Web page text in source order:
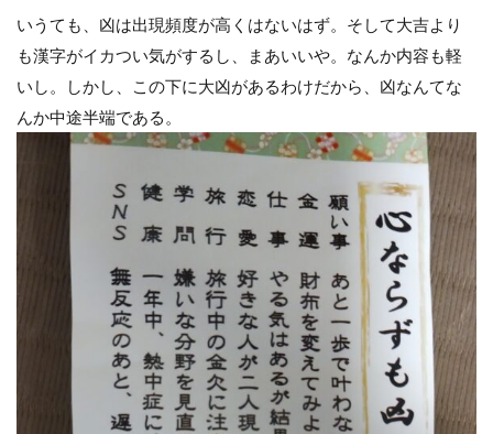
いうても、凶は出現頻度が高くはないはず。そして大吉より
も漢字がイカつい気がするし、まあいいや。なんか内容も軽
いし。しかし、この下に大凶があるわけだから、凶なんてな
んか中途半端である。